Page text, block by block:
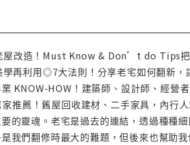
改造！Must Know & Don’t do Tips
再利用◎7大法則！分享老宅如何翻新
KNOW-HOW！建築師、設計師、經營
推薦！舊屋回收建材、二手家具，內
的靈魂。老宅是過去的連結，透過種種
我們翻修時最大的難題，但後來也幫